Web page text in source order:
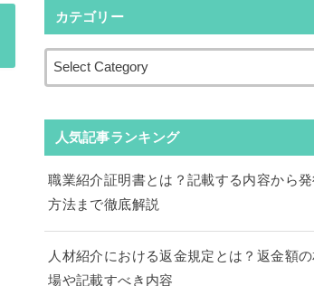
カテゴリー
人気記事ランキング
職業紹介証明書とは？記載する内容から
方法まで徹底解説
人材紹介における返金規定とは？返金額の
場や記載すべき内容